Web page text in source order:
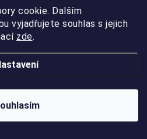
cookie. Dalším
vyjadřujete souhlas s jejich
zde.
kontrolu provádí v rámci
úřad. Dozor nad oblastí
Úřad pro ochranu osobních údajů.
ve vymezeném rozsahu mimo jiné
zákoníku a zákona č. 634/1992
pozdějších předpisů.
sebe nebezpečí změny okolností
zákoníku.